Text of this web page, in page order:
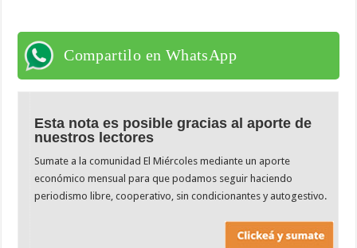
Compartilo en WhatsApp
Esta nota es posible gracias al aporte de
nuestros lectores
Sumate a la comunidad El Miércoles mediante un aporte
económico mensual para que podamos seguir haciendo
periodismo libre, cooperativo, sin condicionantes y autogestivo.